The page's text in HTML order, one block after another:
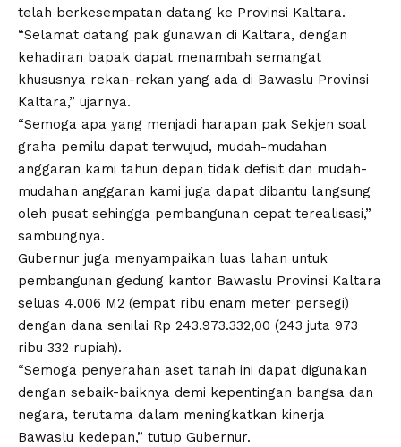
telah berkesempatan datang ke Provinsi Kaltara.
“Selamat datang pak gunawan di Kaltara, dengan
kehadiran bapak dapat menambah semangat
khususnya rekan-rekan yang ada di Bawaslu Provinsi
Kaltara,” ujarnya.
“Semoga apa yang menjadi harapan pak Sekjen soal
graha pemilu dapat terwujud, mudah-mudahan
anggaran kami tahun depan tidak defisit dan mudah-
mudahan anggaran kami juga dapat dibantu langsung
oleh pusat sehingga pembangunan cepat terealisasi,”
sambungnya.
Gubernur juga menyampaikan luas lahan untuk
pembangunan gedung kantor Bawaslu Provinsi Kaltara
seluas 4.006 M2 (empat ribu enam meter persegi)
dengan dana senilai Rp 243.973.332,00 (243 juta 973
ribu 332 rupiah).
“Semoga penyerahan aset tanah ini dapat digunakan
dengan sebaik-baiknya demi kepentingan bangsa dan
negara, terutama dalam meningkatkan kinerja
Bawaslu kedepan,” tutup Gubernur.